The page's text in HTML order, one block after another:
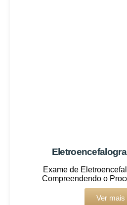
Exame de
Compreendendo o
Ver mais